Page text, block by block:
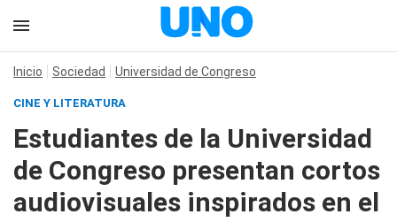
Inicio Sociedad Universidad de Congreso
CINE Y LITERATURA
Estudiantes de la Universidad
de Congreso presentan cortos
audiovisuales inspirados en el